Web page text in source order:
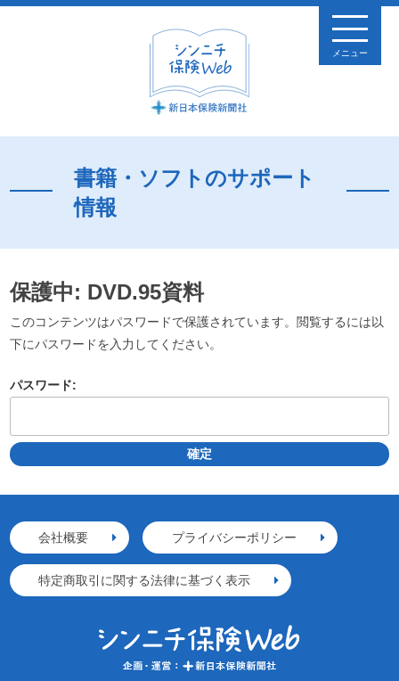
メニュー
書籍・ソフトのサポート
情報
保護中: DVD.95資料
このコンテンツはパスワードで保護されています。閲覧するには以
下にパスワードを入力してください。
パスワード:
会社概要 プライバシーポリシー
特定商取引に関する法律に基づく表示